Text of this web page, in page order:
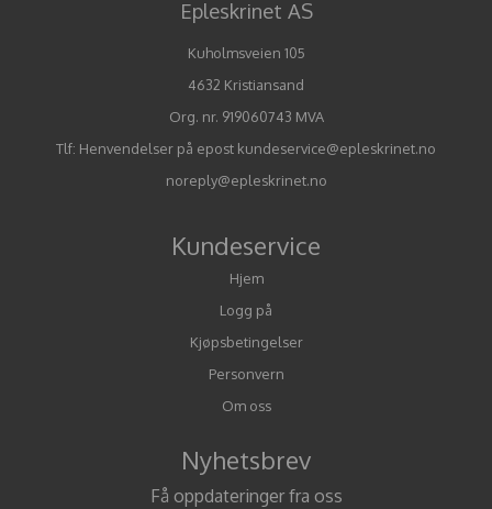
Epleskrinet AS
Kuholmsveien 105
4632 Kristiansand
Org. nr. 919060743 MVA
Tlf: Henvendelser på epost kundeservice@epleskrinet.no
noreply@epleskrinet.no
Kundeservice
Hjem
Logg på
Kjøpsbetingelser
Personvern
Om oss
Nyhetsbrev
Få oppdateringer fra oss